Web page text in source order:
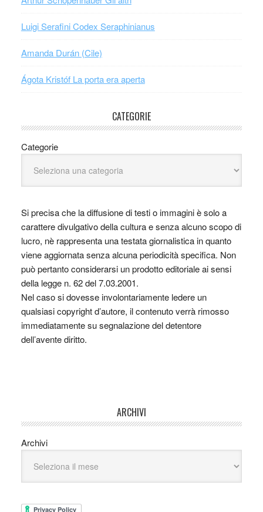
Luigi Serafini Codex Seraphinianus
Amanda Durán (Cile)
Ágota Kristóf La porta era aperta
CATEGORIE
Categorie
Si precisa che la diffusione di testi o immagini è solo a
carattere divulgativo della cultura e senza alcuno scopo di
lucro, nè rappresenta una testata giornalistica in quanto
viene aggiornata senza alcuna periodicità specifica. Non
può pertanto considerarsi un prodotto editoriale ai sensi
della legge n. 62 del 7.03.2001.
Nel caso si dovesse involontariamente ledere un
qualsiasi copyright d’autore, il contenuto verrà rimosso
immediatamente su segnalazione del detentore
dell’avente diritto.
ARCHIVI
Archivi